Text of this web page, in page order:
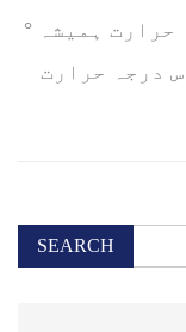
حرارت ہمیشہ °
درجہ حرارت